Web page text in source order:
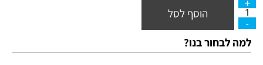
הוסף לסל
למה לבחור בנו?